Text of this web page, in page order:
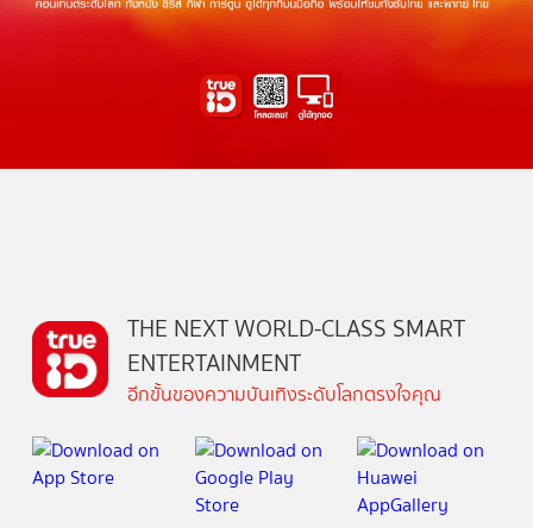
THE NEXT WORLD-CLASS SMART
ENTERTAINMENT
อีกขั้นของความบันเทิงระดับโลกตรงใจคุณ